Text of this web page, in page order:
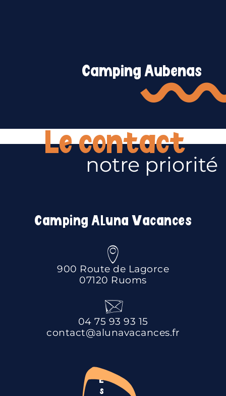
Camping Aubenas
Le contact
notre priorité
Camping Aluna Vacances
900 Route de Lagorce
07120 Ruoms
04 75 93 93 15
contact@alunavacances.fr
E
s